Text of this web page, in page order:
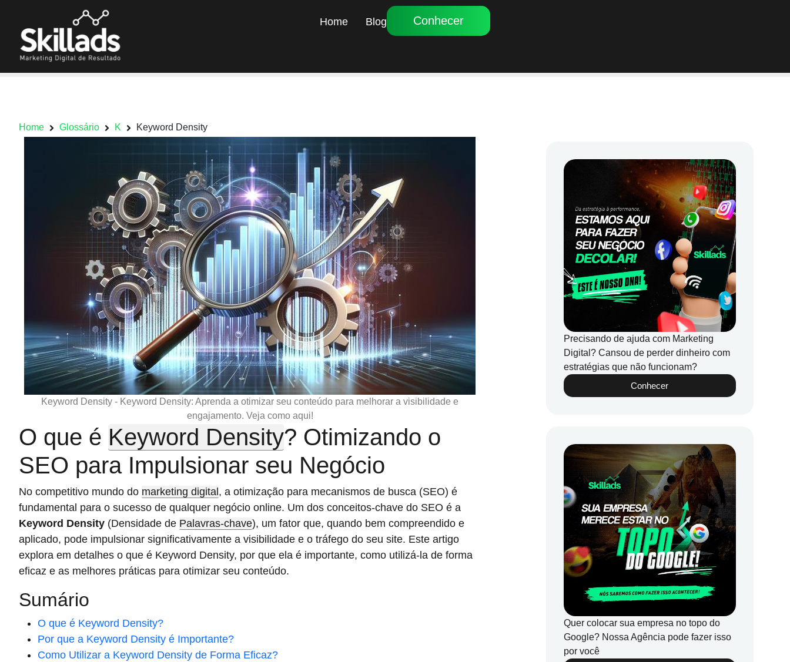
Home Blog Conhecer
Home Glossário K Keyword Density
Keyword Density - Keyword Density: Aprenda a otimizar seu conteúdo para melhorar a visibilidade e
engajamento. Veja como aqui!
O que é Keyword Density? Otimizando o
SEO para Impulsionar seu Negócio
No competitivo mundo do marketing digital , a otimização para mecanismos de busca (SEO) é
fundamental para o sucesso de qualquer negócio online. Um dos conceitos-chave do SEO é a
Keyword Density (Densidade de Palavras-chave), um fator que, quando bem compreendido e
aplicado, pode impulsionar significativamente a visibilidade e o tráfego do seu site. Este artigo
explora em detalhes o que é Keyword Density, por que ela é importante, como utilizá-la de forma
eficaz e as melhores práticas para otimizar seu conteúdo.
Sumário
O que é Keyword Density?
Por que a Keyword Density é Importante?
Como Utilizar a Keyword Density de Forma Eficaz?
Precisando de ajuda com Marketing
Digital? Cansou de perder dinheiro com
estratégias que não funcionam?
Conhecer
Quer colocar sua empresa no topo do
Google? Nossa Agência pode fazer isso
por você